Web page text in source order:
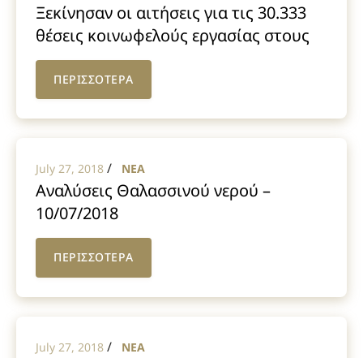
Ξεκίνησαν οι αιτήσεις για τις 30.333
θέσεις κοινωφελούς εργασίας στους
δήμους απο τον ΟΑΕΔ
ΠΕΡΙΣΣΟΤΕΡΑ
July 27, 2018 / NEA
Αναλύσεις Θαλασσινού νερού –
10/07/2018
ΠΕΡΙΣΣΟΤΕΡΑ
July 27, 2018 / NEA